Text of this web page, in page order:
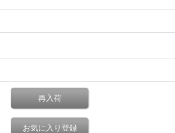
再入荷
お気に入り登録